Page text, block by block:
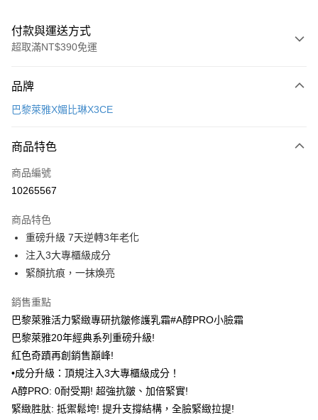
付款與運送方式
超取滿NT$390免運
POYA支付
超商取貨付款
LINE Pay
街口支付
悠遊付
Google Pay
AFTEE先享後付
相關說明
【關於「AFTEE先享後付」】
AFTEE先享後付是「在收到商品之後才付款」的支付方式。 讓您購物簡單
１．簡單：不需註冊會員、不需綁卡、不需儲值。
２．便利：只要手機號碼，簡訊認證，即可結帳。
３．安心：先確認商品／服務後，再付款。
即享券
運送方式
全家取貨付款
品牌
巴黎萊雅X媚比琳X3CE
商品特色
商品編號
10265567
商品特色
重磅升級 7天逆轉3年老化
注入3大專櫃級成分
緊顏抗痕，一抹煥亮
銷售重點
巴黎萊雅活力緊緻專研抗皺修護乳霜#A醇PRO小臉霜
巴黎萊雅20年經典系列重磅升級!
紅色奇蹟再創銷售巔峰!
•成分升級：頂規注入3大專櫃級成分！
A醇PRO: 0耐受期! 超強抗皺、加倍緊實!
緊緻胜肽: 抵禦鬆垮! 提升支撐結構，全臉緊緻拉提!